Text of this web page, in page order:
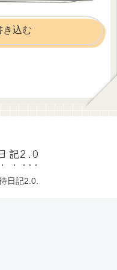
き込む
記2.0
日記2.0.